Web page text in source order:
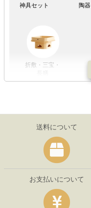
神具セット 陶器
折敷・三宝・
送料について
お支払いについて